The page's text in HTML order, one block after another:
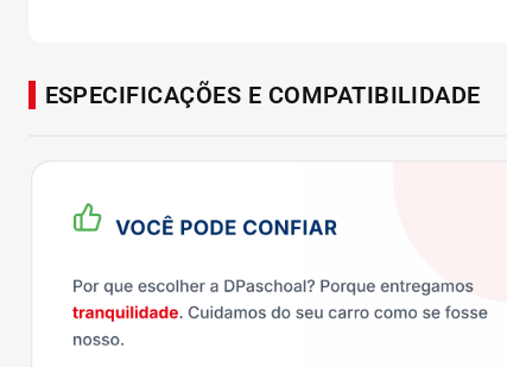
ESPECIFICAÇÕES E COMPATIBILIDADE